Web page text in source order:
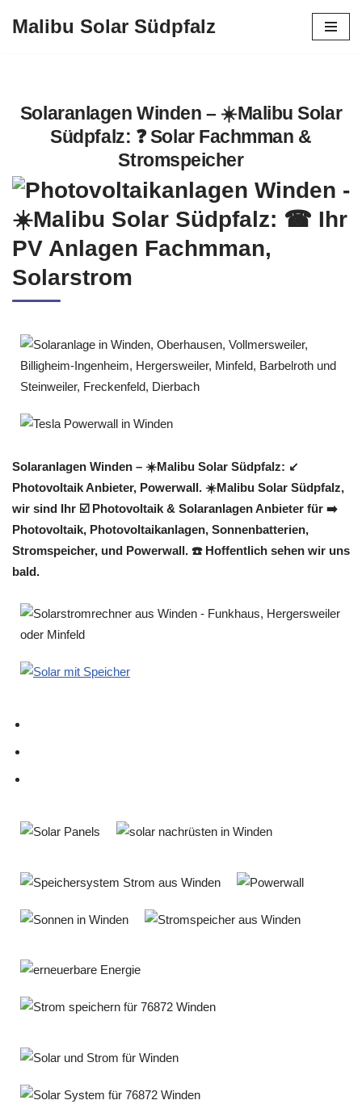
Malibu Solar Südpfalz
Solaranlagen Winden – ☀️Malibu Solar
Südpfalz: ❓️ Solar Fachmman &
Stromspeicher
Solaranlagen Winden – ☀️Malibu Solar Südpfalz: ↙️
Photovoltaik Anbieter, Powerwall. ☀️Malibu Solar Südpfalz,
wir sind Ihr ☑️ Photovoltaik & Solaranlagen Anbieter für ➡️
Photovoltaik, Photovoltaikanlagen, Sonnenbatterien,
Stromspeicher, und Powerwall. ☎️ Hoffentlich sehen wir uns
bald.